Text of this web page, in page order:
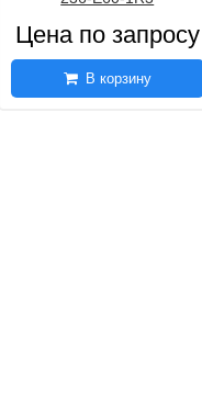
Цена по запросу
В корзину